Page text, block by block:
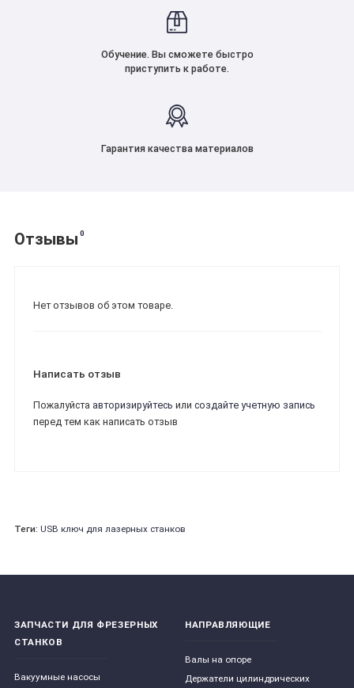
Обучение. Вы сможете быстро
приступить к работе.
Гарантия качества материалов
Отзывы 0
Нет отзывов об этом товаре.
Написать отзыв
Пожалуйста авторизируйтесь или создайте учетную запись
перед тем как написать отзыв
Теги: USB ключ для лазерных станков
ЗАПЧАСТИ ДЛЯ ФРЕЗЕРНЫХ
СТАНКОВ
Вакуумные насосы
НАПРАВЛЯЮЩИЕ
Валы на опоре
Держатели цилиндрических